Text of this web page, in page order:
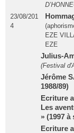
23/08/201
4
EZE
EZE
Julius-
(Festival
Jérôme
1988/89)
Ecriture
Les
» (1997 à
Ecriture